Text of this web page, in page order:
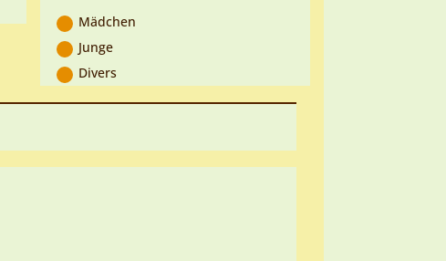
Mädchen
Junge
Divers